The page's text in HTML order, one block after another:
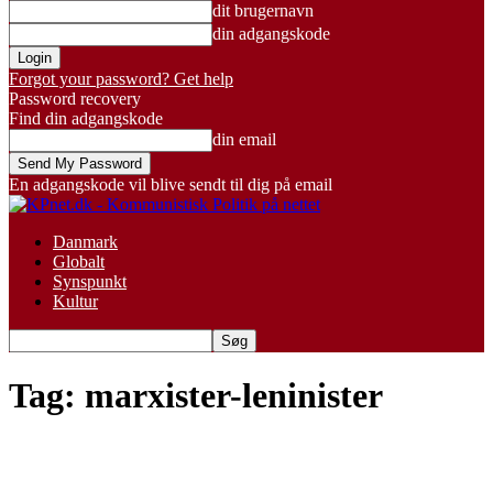
dit brugernavn
din adgangskode
Forgot your password? Get help
Password recovery
Find din adgangskode
din email
En adgangskode vil blive sendt til dig på email
Danmark
Globalt
Synspunkt
Kultur
Tag: marxister-leninister